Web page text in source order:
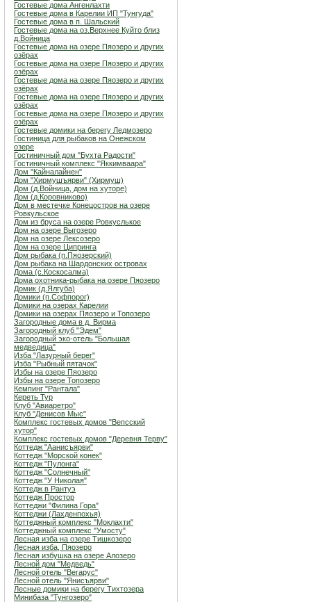
Гостевые дома Ангенлахти
Гостевые дома в Карелии ИП "Тунгуда"
Гостевые дома в п. Шальский
Гостевые дома на оз.Верхнее Куйто близ
д.Войница
Гостевые дома на озере Пяозеро и других
озёрах
Гостевые дома на озере Пяозеро и других
озёрах
Гостевые дома на озере Пяозеро и других
озёрах
Гостевые дома на озере Пяозеро и других
озёрах
Гостевые дома на озере Пяозеро и других
озёрах
Гостевые домики на берегу Ледмозеро
Гостиница для рыбаков на Онежском
озере
Гостиничный дом "Бухта Радости"
Гостиничный комплекс "Яккимваара"
Дом "Кайналайнен"
Дом "Хирмушъярви" (Хирмуш)
Дом (д.Войница, дом на хуторе)
Дом (д.Коровниково)
Дом в местечке Конецостров на озере
Ровкульское
Дом из бруса на озере Ровкуслькое
Дом на озере Выгозеро
Дом на озере Лексозеро
Дом на озере Ципринга
Дом рыбака (п.Пяозерский)
Дом рыбака на Шардонских островах
Дома (с.Коскосалма)
Дома охотника-рыбака на озере Пяозеро
Домик (д.Ялгуба)
Домики (п.Софпорог)
Домики на озерах Карелии
Домики на озерах Пяозеро и Топозеро
Загородные дома в д. Вирма
Загородный клуб "Эдем"
Загородный эко-отель "Большая
медведица"
Изба "Лазурный берег"
Изба "Рыбный пятачок"
Избы на озере Пяозеро
Избы на озере Топозеро
Кемпинг "Рантала"
Кереть Тур
Клуб "Авиаретро"
Клуб "Денисов Мыс"
Комплекс гостевых домов "Вепсский
хутор"
Комплекс гостевых домов "Деревня Терву"
Коттедж "Аанисъярви"
Коттедж "Морской конек"
Коттедж "Пулонга"
Коттедж "Солнечный"
Коттедж "У Николая"
Коттедж в Рантуэ
Коттедж Простор
Коттеджи "Филина Гора"
Коттеджи (Лахденпохья)
Коттеджный комплекс "Мoклахти"
Коттеджный комплекс "Умосту"
Лесная изба на озере Тишкозеро
Лесная изба, Пяозеро
Лесная избушка на озере Алозеро
Лесной дом "Медведь"
Лесной отель "Вегарус"
Лесной отель "Янисъярви"
Лесные домики на берегу Тихтозера
Минибаза "Тунгозеро"